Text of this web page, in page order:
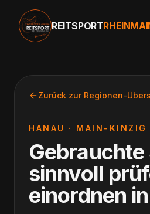
REITSPORT
Zurück zur Regionen-
HANAU · MAIN-KINZIG
Gebrauchte
sinnvoll
einordnen in